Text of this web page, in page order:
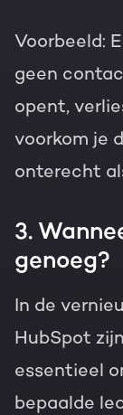
Voorbeeld:
geen
opent,
voorkom je
onterecht
3.
genoeg?
In de
HubSpot
essentieel
bepaalde